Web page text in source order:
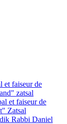
et faiseur de
zatsal
et faiseur de
Zatsal
Rabbi Daniel